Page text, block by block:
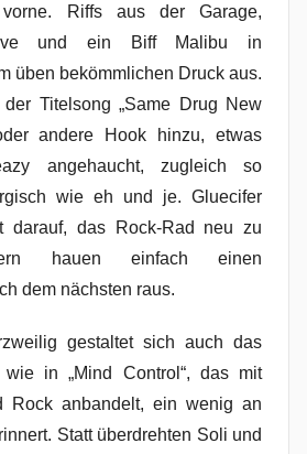
Riffs aus der Garage,
und ein Biff Malibu in
üben bekömmlichen Druck aus.
Titelsong „Same Drug New
andere Hook hinzu, etwas
angehaucht, zugleich so
wie eh und je. Gluecifer
darauf, das Rock-Rad neu zu
hauen einfach einen
dem nächsten raus.
gestaltet sich auch das
in „Mind Control“, das mit
Rock anbandelt, ein wenig an
Statt überdrehten Soli und